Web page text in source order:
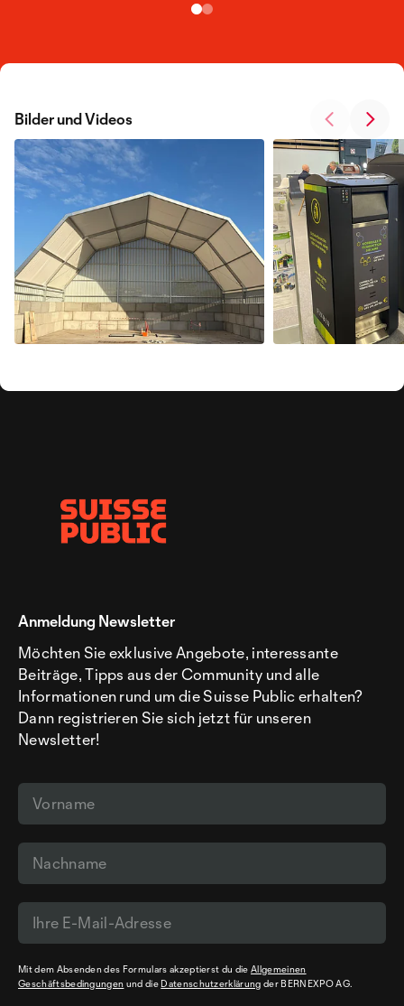
Bilder und Videos
Anmeldung Newsletter
Möchten Sie exklusive Angebote, interessante
Beiträge, Tipps aus der Community und alle
Informationen rund um die Suisse Public erhalten?
Dann registrieren Sie sich jetzt für unseren
Newsletter!
Mit dem Absenden des Formulars akzeptierst du dieAllgemeinen
Geschäftsbedingungen und die Datenschutzerklärung der BERNEXPO AG.